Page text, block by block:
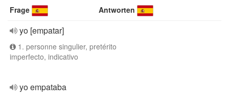
Frage Antworten
yo [empatar]
1. personne singulier, pretérito
imperfecto, indicativo
yo empataba